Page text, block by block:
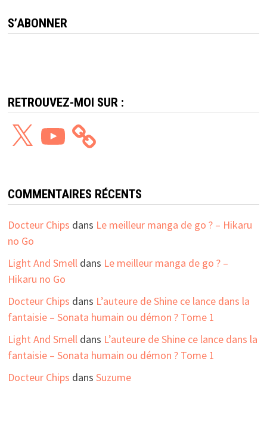
S’ABONNER
RETROUVEZ-MOI SUR :
YouTube
COMMENTAIRES RÉCENTS
Docteur Chips dans Le meilleur manga de go ? – Hikaru
no Go
Light And Smelldans Le meilleur manga de go ? –
Hikaru no Go
Docteur Chips dans L’auteure de Shine ce lance dans la
fantaisie – Sonata humain ou démon ? Tome 1
Light And Smelldans L’auteure de Shine ce lance dans la
fantaisie – Sonata humain ou démon ? Tome 1
Docteur Chips dans Suzume